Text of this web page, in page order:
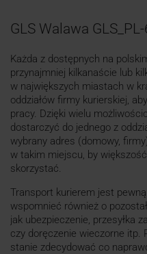
GLS Walawa
Każda z dostępnych na
przynajmniej kilkanaście lub
w największych miastach w
oddziałów firmy kurierskiej,
pracy. Dzięki wielu
dostarczyć do jednego z
wybrany adres (domowy,
w takim miejscu, by
skorzystać.
Transport kurierem jest
wspomnieć również o
jak ubezpieczenie, przesyłka
czy doręczenie wieczorne itp.
stanie zdecydować co